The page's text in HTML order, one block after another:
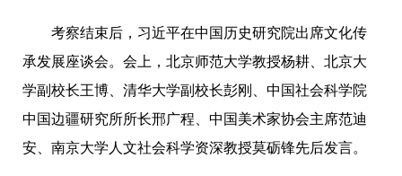
考察结束后，习近平在中国历史研究院出席文化传
承发展座谈会。会上，北京师范大学教授杨耕、北京大
学副校长王博、清华大学副校长彭刚、中国社会科学院
中国边疆研究所所长邢广程、中国美术家协会主席范迪
安、南京大学人文社会科学资深教授莫砺锋先后发言。